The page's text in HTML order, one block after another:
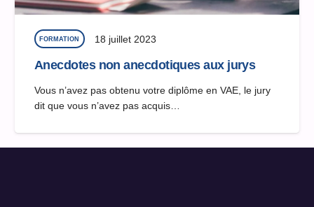
FORMATION 18 juillet 2023
Anecdotes non anecdotiques aux jurys
Vous n’avez pas obtenu votre diplôme en VAE, le jury
dit que vous n’avez pas acquis…